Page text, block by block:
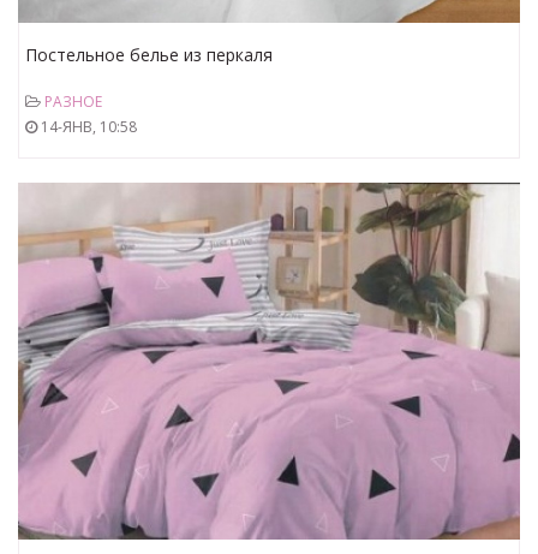
Постельное белье из перкаля
РАЗНОЕ
14-ЯНВ, 10:58